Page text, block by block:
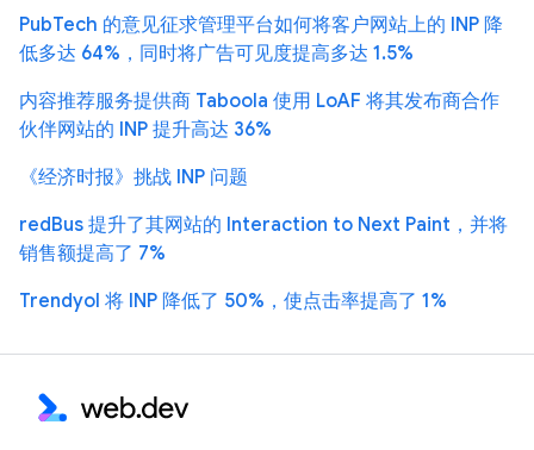
PubTech 的意见征求管理平台如何将客户网站上的 INP 降
低多达 64%，同时将广告可见度提高多达 1.5%
内容推荐服务提供商 Taboola 使用 LoAF 将其发布商合作
伙伴网站的 INP 提升高达 36%
《经济时报》挑战 INP 问题
redBus 提升了其网站的 Interaction to Next Paint，并将
销售额提高了 7%
Trendyol 将 INP 降低了 50%，使点击率提高了 1%